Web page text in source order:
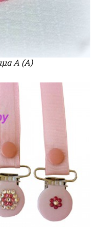
Α (Α)